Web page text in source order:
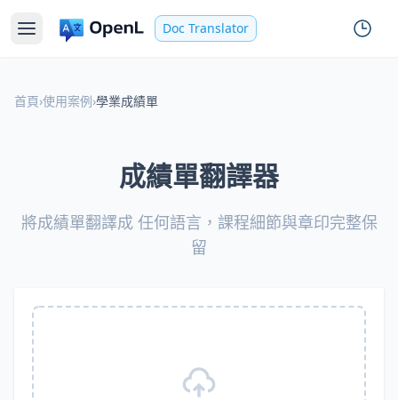
Doc Translator
首頁›使用案例›學業成績單
成績單翻譯器
將成績單翻譯成 任何語言，課程細節與章印完整保
留